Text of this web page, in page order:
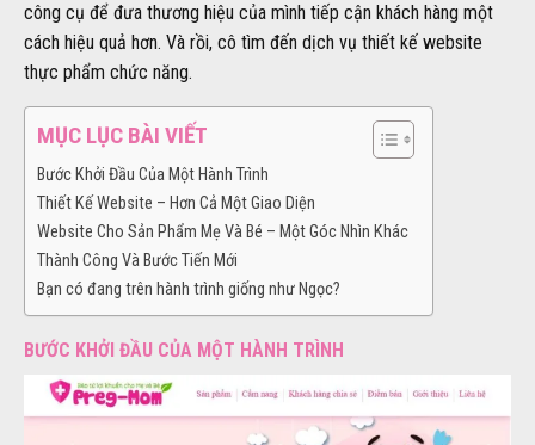
công cụ để đưa thương hiệu của mình tiếp cận khách hàng một
cách hiệu quả hơn. Và rồi, cô tìm đến dịch vụ thiết kế website
thực phẩm chức năng.
MỤC LỤC BÀI VIẾT
Bước Khởi Đầu Của Một Hành Trình
Thiết Kế Website – Hơn Cả Một Giao Diện
Website Cho Sản Phẩm Mẹ Và Bé – Một Góc Nhìn Khác
Thành Công Và Bước Tiến Mới
Bạn có đang trên hành trình giống như Ngọc?
BƯỚC KHỞI ĐẦU CỦA MỘT HÀNH TRÌNH